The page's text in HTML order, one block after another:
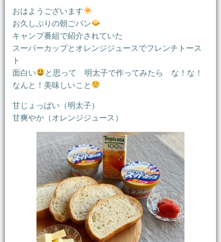
おはようございます
お久しぶりの朝ごパン
キャンプ番組で紹介されていた
スーパーカップとオレンジジュースでフレンチトース
ト
面白い
と思って 明太子で作ってみたら な！な！
なんと！美味しいこと
甘じょっぱい（明太子）
甘爽やか（オレンジジュース）